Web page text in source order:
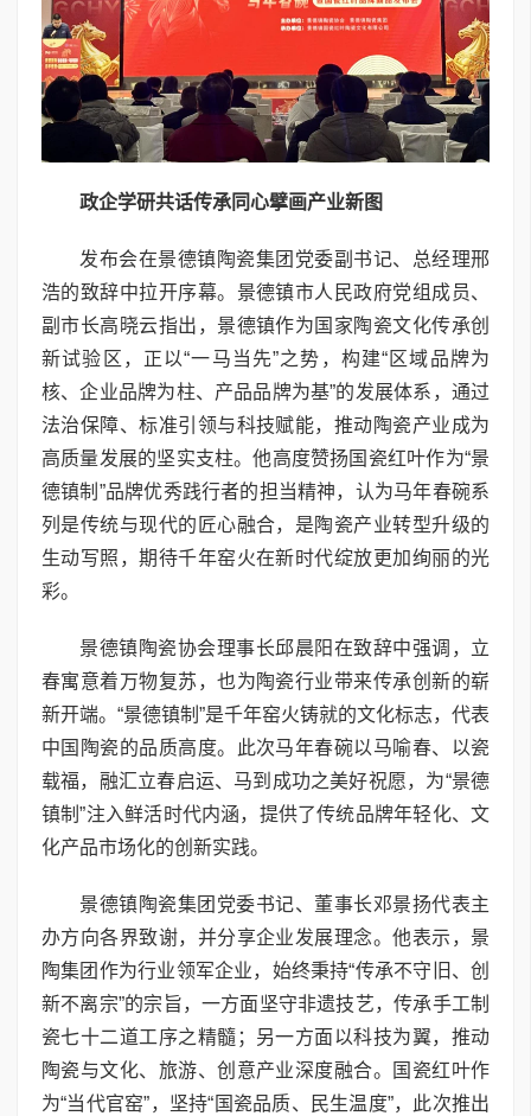
政企学研共话传承同心擘画产业新图
发布会在景德镇陶瓷集团党委副书记、总经理邢
浩的致辞中拉开序幕。景德镇市人民政府党组成员、
副市长高晓云指出，景德镇作为国家陶瓷文化传承创
新试验区，正以“一马当先”之势，构建“区域品牌为
核、企业品牌为柱、产品品牌为基”的发展体系，通过
法治保障、标准引领与科技赋能，推动陶瓷产业成为
高质量发展的坚实支柱。他高度赞扬国瓷红叶作为“景
德镇制”品牌优秀践行者的担当精神，认为马年春碗系
列是传统与现代的匠心融合，是陶瓷产业转型升级的
生动写照，期待千年窑火在新时代绽放更加绚丽的光
彩。
景德镇陶瓷协会理事长邱晨阳在致辞中强调，立
春寓意着万物复苏，也为陶瓷行业带来传承创新的崭
新开端。“景德镇制”是千年窑火铸就的文化标志，代表
中国陶瓷的品质高度。此次马年春碗以马喻春、以瓷
载福，融汇立春启运、马到成功之美好祝愿，为“景德
镇制”注入鲜活时代内涵，提供了传统品牌年轻化、文
化产品市场化的创新实践。
景德镇陶瓷集团党委书记、董事长邓景扬代表主
办方向各界致谢，并分享企业发展理念。他表示，景
陶集团作为行业领军企业，始终秉持“传承不守旧、创
新不离宗”的宗旨，一方面坚守非遗技艺，传承手工制
瓷七十二道工序之精髓；另一方面以科技为翼，推动
陶瓷与文化、旅游、创意产业深度融合。国瓷红叶作
为“当代官窑”，坚持“国瓷品质、民生温度”，此次推出